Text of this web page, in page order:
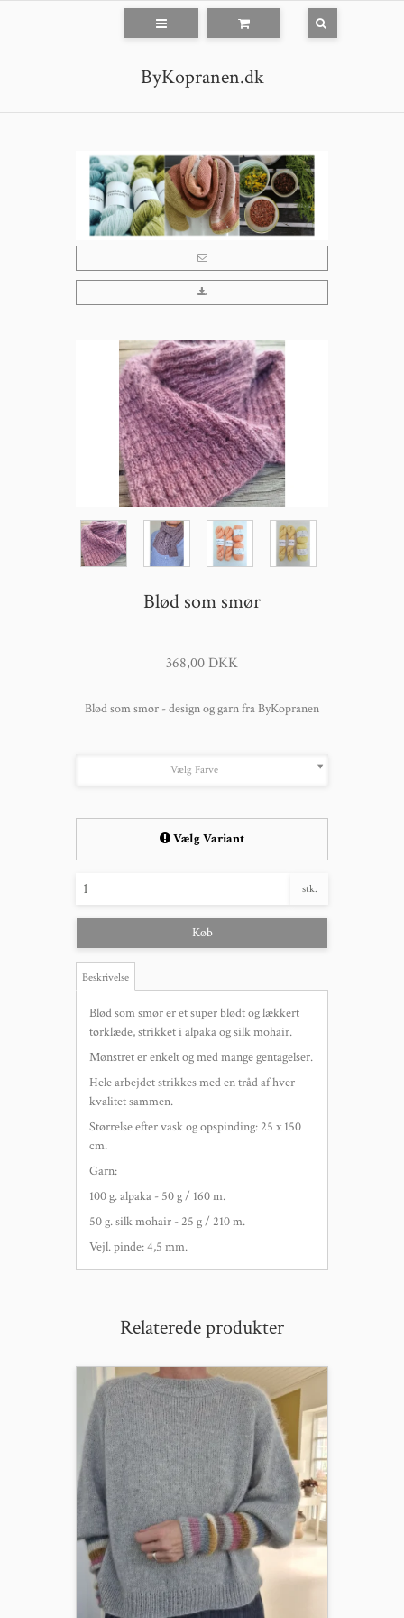
ByKopranen.dk
Blød som smør
368,00 DKK
Blød som smør - design og garn fra ByKopranen
Vælg Farve
Vælg Variant
stk.
Køb
Beskrivelse
Blød som smør er et super blødt og lækkert
tørklæde, strikket i alpaka og silk mohair.
Mønstret er enkelt og med mange gentagelser.
Hele arbejdet strikkes med en tråd af hver
kvalitet sammen.
Størrelse efter vask og opspinding: 25 x 150
cm.
Garn:
100 g. alpaka - 50 g / 160 m.
50 g. silk mohair - 25 g / 210 m.
Vejl. pinde: 4,5 mm.
Relaterede produkter